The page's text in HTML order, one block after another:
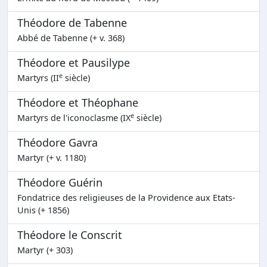
Théodore de Tabenne
Abbé de Tabenne (+ v. 368)
Théodore et Pausilype
Martyrs (IIe siècle)
Théodore et Théophane
Martyrs de l'iconoclasme (IXe siècle)
Théodore Gavra
Martyr (+ v. 1180)
Théodore Guérin
Fondatrice des religieuses de la Providence aux Etats-
Unis (+ 1856)
Théodore le Conscrit
Martyr (+ 303)